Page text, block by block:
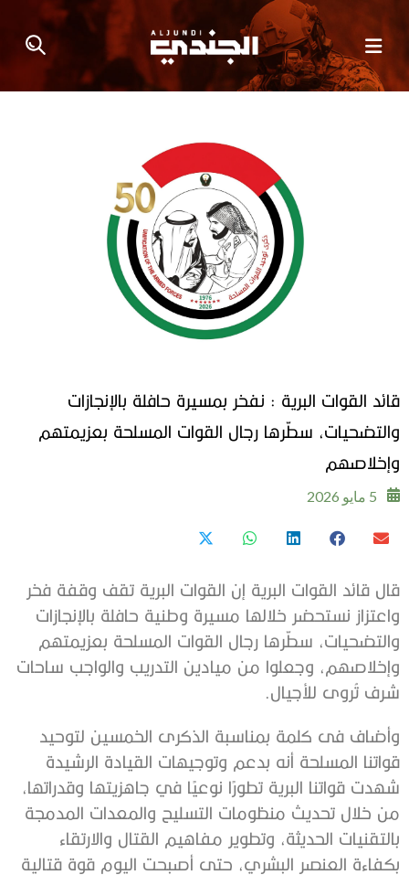
قائد القوات البرية : نفخر بمسيرة حافلة بالإنجازات
والتضحيات، سطّرها رجال القوات المسلحة بعزيمتهم
وإخلاصهم
5 مايو 2026
قال قائد القوات البرية إن القوات البرية تقف وقفة فخر
واعتزاز نستحضر خلالها مسيرة وطنية حافلة بالإنجازات
والتضحيات، سطّرها رجال القوات المسلحة بعزيمتهم
وإخلاصهم، وجعلوا من ميادين التدريب والواجب ساحات
شرف تُروى للأجيال.
وأضاف فى كلمة بمناسبة الذكرى الخمسين لتوحيد
قواتنا المسلحة أنه بدعم وتوجيهات القيادة الرشيدة
شهدت قواتنا البرية تطورًا نوعيًا في جاهزيتها وقدراتها،
من خلال تحديث منظومات التسليح والمعدات المدمجة
بالتقنيات الحديثة، وتطوير مفاهيم القتال والارتقاء
بكفاءة العنصر البشري، حتى أصبحت اليوم قوة قتالية